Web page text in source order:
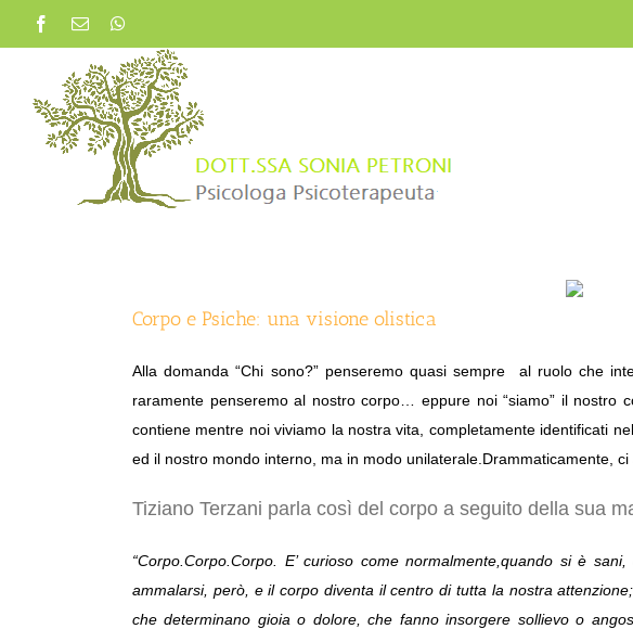
Facebook
Email
Corpo e Psiche: una visione olistica
Alla domanda “Chi sono?” penseremo quasi sempre al ruolo che
raramente penseremo al nostro corpo… eppure noi “siamo” il
contiene mentre noi viviamo la nostra vita, completamente identificati
ed il nostro mondo interno, ma in modo unilaterale. Drammaticamente,
Tiziano Terzani parla così del corpo a seguito della sua
“Corpo.Corpo.Corpo. E’ curioso come normalmente,quando si è
ammalarsi, però, e il corpo diventa il centro di tutta la nostra
che determinano gioia o dolore, che fanno insorgere sollievo o